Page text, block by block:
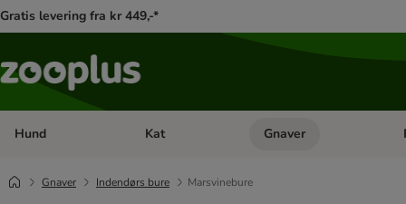
Gratis levering fra kr 449,-*
Hund Åben kategori menu: Hund
Kat Åben kategori menu: Kat
Gnaver
Gnaver Indendørs bure Marsvinebure